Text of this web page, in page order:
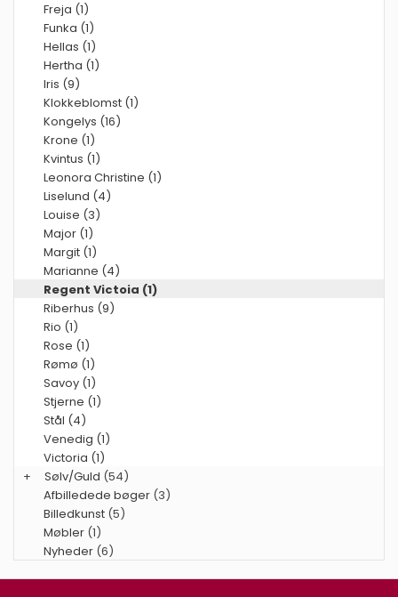
Freja (1)
Funka (1)
Hellas (1)
Hertha (1)
Iris (9)
Klokkeblomst (1)
Kongelys (16)
Krone (1)
Kvintus (1)
Leonora Christine (1)
Liselund (4)
Louise (3)
Major (1)
Margit (1)
Marianne (4)
Regent Victoia (1)
Riberhus (9)
Rio (1)
Rose (1)
Rømø (1)
Savoy (1)
Stjerne (1)
Stål (4)
Venedig (1)
Victoria (1)
+
Sølv/Guld (54)
Afbilledede bøger (3)
Billedkunst (5)
Møbler (1)
Nyheder (6)